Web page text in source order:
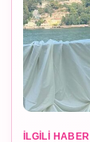
İLGILI HABER